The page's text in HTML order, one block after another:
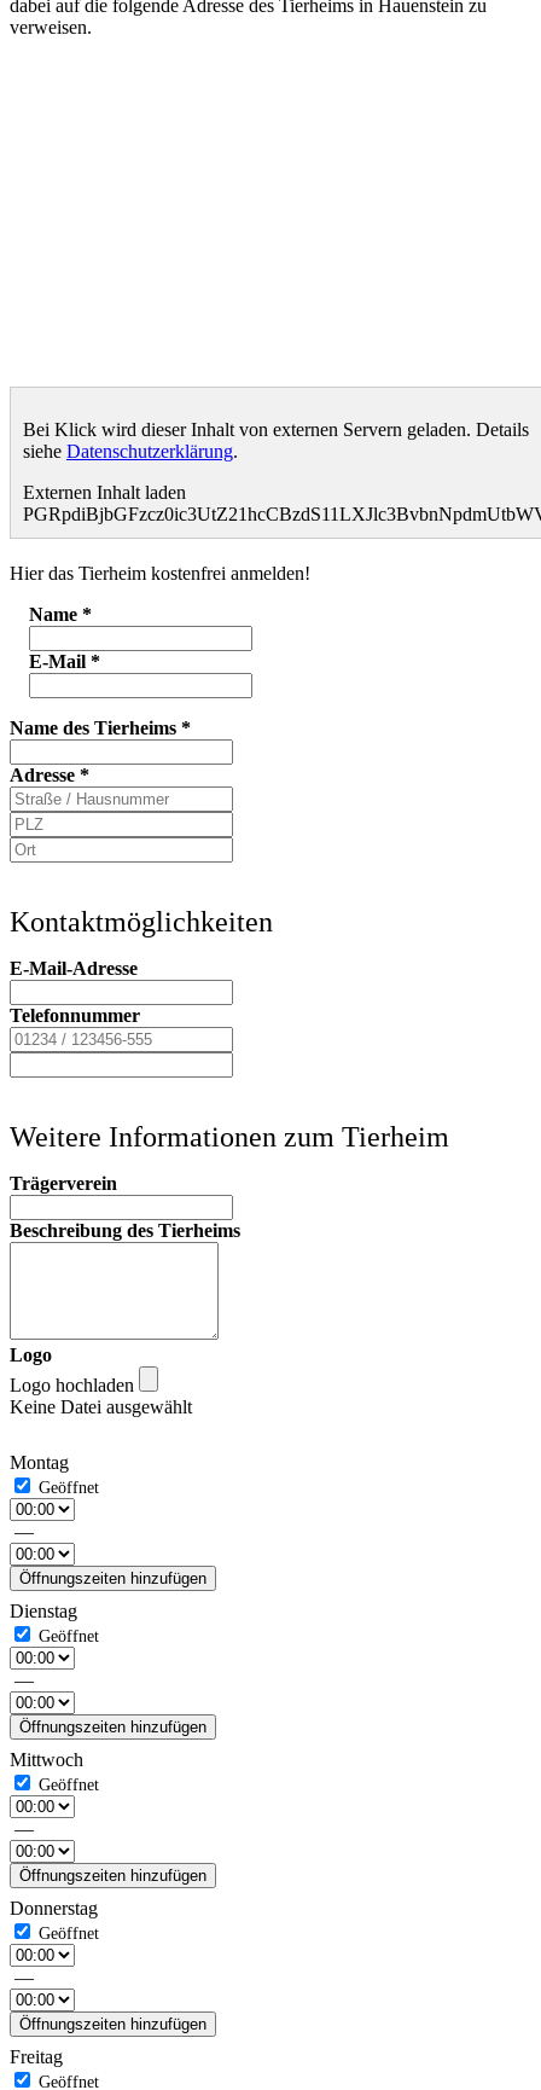
dabei auf die folgende Adresse des Tierheims in Hauenstein zu
verweisen.
Bei Klick wird dieser Inhalt von externen Servern geladen. Details
siehe Datenschutzerklärung.
Externen Inhalt laden
Hier das Tierheim kostenfrei anmelden!
Name *
E-Mail *
Name des Tierheims *
Adresse *
Kontaktmöglichkeiten
E-Mail-Adresse
Telefonnummer
Weitere Informationen zum Tierheim
Trägerverein
Beschreibung des Tierheims
Logo
Logo hochladen
Keine Datei ausgewählt
Montag
—
Öffnungszeiten hinzufügen
Dienstag
—
Öffnungszeiten hinzufügen
Mittwoch
—
Öffnungszeiten hinzufügen
Donnerstag
—
Öffnungszeiten hinzufügen
Freitag